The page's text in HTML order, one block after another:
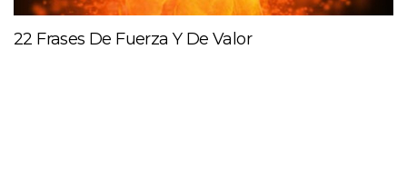
22 Frases De Fuerza Y De Valor